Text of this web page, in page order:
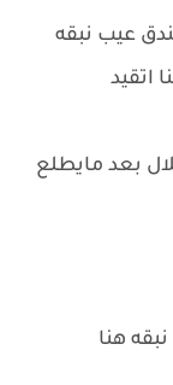
عيب نبقه
اتقيد
بعد مايطلع
هنا